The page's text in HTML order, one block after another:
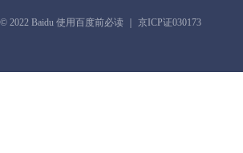
© 2022 Baidu 使用百度前必读 ｜ 京ICP证030173